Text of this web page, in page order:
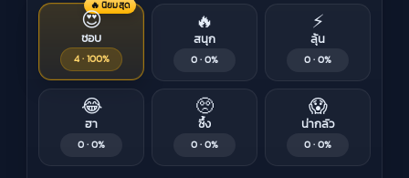
🔥 นิยมสุด
😍
ชอบ
4 · 100%
🔥
สนุก
0 · 0%
⚡
ลุ้น
0 · 0%
😂
ฮา
0 · 0%
🥺
ซึ้ง
0 · 0%
😱
น่ากลัว
0 · 0%